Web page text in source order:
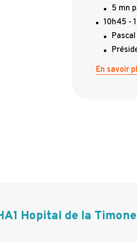
5 mn
10h45 -
Pascal
En savoir
Hopital de la Timone